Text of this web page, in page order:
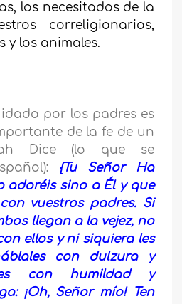
los necesitados de la
correligionarios,
y los animales.
por los padres es
de la fe de un
lah Dice (lo que se
{Tu Señor Ha
adoréis sino a Él y que
vuestros padres. Si
llegan a la vejez, no
ellos y ni siquiera les
con dulzura y
con humildad y
¡Oh, Señor mío! Ten